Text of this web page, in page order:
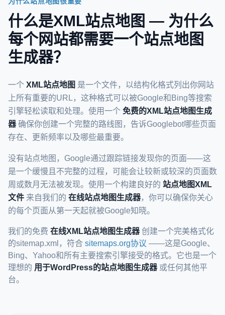
什么是XML站点地图 — 为什么
每个网站都需要一个站点地图
生成器？
一个 XML站点地图 是一个文件，以结构化格式列出你网站
上所有重要的URL，这种格式可以被Google和Bing等搜索
引擎轻松读取和处理。使用一个 免费的XML站点地图生成
器确保你创建一个完整的路线图，告诉Googlebot哪些页面
存在、更新频率以及哪些最重要。
没有站点地图，Google通过跟踪链接发现你的页面——这
是一个缓慢且不完整的过程，可能会让较新或较深的页面数
周或数月无法被发现。使用一个构建良好的 站点地图XML
文件 来自我们的 在线站点地图生成器，你可以确保你关心
的每个页面从第一天起就被Google知晓。
我们的免费 在线XML站点地图生成器创建一个完美格式化
的sitemap.xml，符合 sitemaps.org协议 ——这是Google、
Bing、Yahoo和所有主要搜索引擎接受的格式。它也是一个
理想的 用于WordPress的站点地图生成器或任何其他平
台。